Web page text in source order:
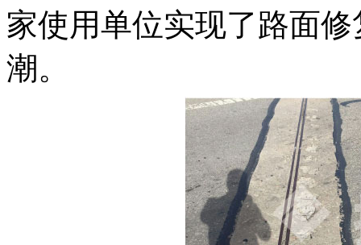
家使用单位实现了路面
潮。